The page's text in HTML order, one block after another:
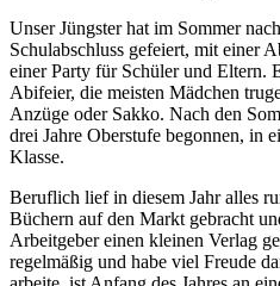
Unser Jüngster hat im Sommer
Schulabschluss gefeiert, mit einer
einer Party für Schüler und Eltern.
Abifeier, die meisten Mädchen
Anzüge oder Sakko. Nach den
drei Jahre Oberstufe begonnen, in
Klasse.
Beruflich lief in diesem Jahr alles
Büchern auf den Markt gebracht
Arbeitgeber einen kleinen Verlag
regelmäßig und habe viel Freude